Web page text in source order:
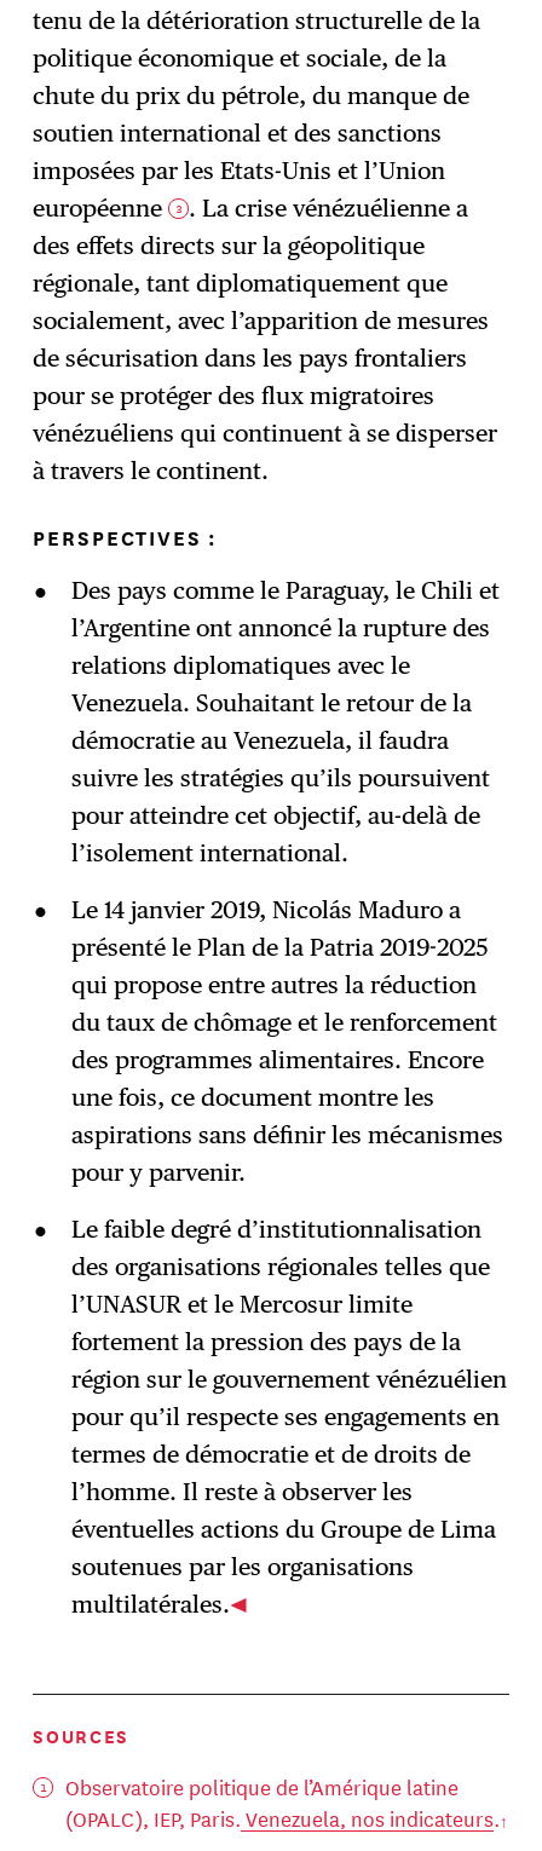
tenu de la détérioration structurelle de la
politique économique et sociale, de la
chute du prix du pétrole, du manque de
soutien international et des sanctions
imposées par les Etats-Unis et l’Union
européenne 3 . La crise vénézuélienne a
des effets directs sur la géopolitique
régionale, tant diplomatiquement que
socialement, avec l’apparition de mesures
de sécurisation dans les pays frontaliers
pour se protéger des flux migratoires
vénézuéliens qui continuent à se disperser
à travers le continent.
PERSPECTIVES :
Des pays comme le Paraguay, le Chili et
l’Argentine ont annoncé la rupture des
relations diplomatiques avec le
Venezuela. Souhaitant le retour de la
démocratie au Venezuela, il faudra
suivre les stratégies qu’ils poursuivent
pour atteindre cet objectif, au-delà de
l’isolement international.
Le 14 janvier 2019, Nicolás Maduro a
présenté le Plan de la Patria 2019-2025
qui propose entre autres la réduction
du taux de chômage et le renforcement
des programmes alimentaires. Encore
une fois, ce document montre les
aspirations sans définir les mécanismes
pour y parvenir.
Le faible degré d’institutionnalisation
des organisations régionales telles que
l’UNASUR et le Mercosur limite
fortement la pression des pays de la
région sur le gouvernement vénézuélien
pour qu’il respecte ses engagements en
termes de démocratie et de droits de
l’homme. Il reste à observer les
éventuelles actions du Groupe de Lima
soutenues par les organisations
multilatérales.
SOURCES
Observatoire politique de l’Amérique latine
(OPALC), IEP, Paris. Venezuela, nos indicateurs.